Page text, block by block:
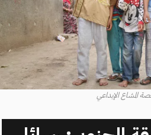
المشاع الإبداعي